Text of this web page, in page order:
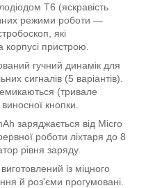
T6 (яскравість
режими роботи —
які
пристрою.
гучний динамік для
сигналів (5 варіантів).
(тривале
кнопки.
заряджається від Micro
роботи ліхтаря до 8
рівня заряду.
із міцного
й роз'єми прогумовані.